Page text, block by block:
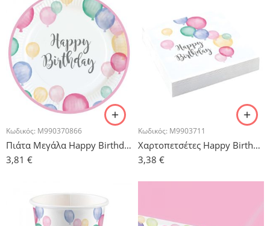
Κωδικός: M990370866
Πιάτα Μεγάλα Happy Birthday Balloons 23cm – 8τμχ.
3,81 €
Κωδικός: M9903711
Χαρτοπετσέτες Happy Birthday Balloons – 20τμχ.
3,38 €